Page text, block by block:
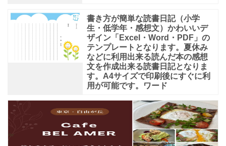
書き方が簡単な読書日記（小学
生・低学年・感想文）かわいいデ
ザイン「Excel・Word・PDF」の
テンプレートとなります。夏休み
などに利用出来る読んだ本の感想
文を作成出来る読書日記となりま
す。A4サイズで印刷後にすぐに利
用が可能です。ワード